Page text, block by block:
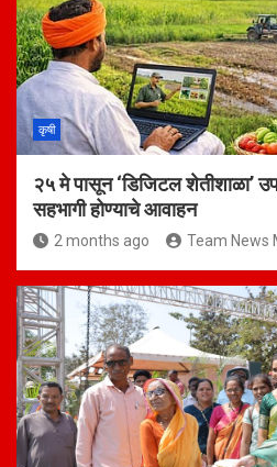
कृषी
२५ मे पासून ‘डिजिटल शेतीशाळा’
सहभागी होण्याचे आवाहन
2 months ago Team News